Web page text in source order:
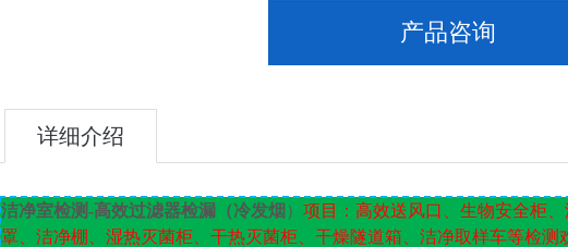
产品咨询
详细介绍
洁净室检测-高效过滤器检漏（冷发烟 ） 项目：高效送风口、生物安全柜
罩、洁净棚、湿热灭菌柜、干热灭菌柜、干燥隧道箱、洁净取样车等检测